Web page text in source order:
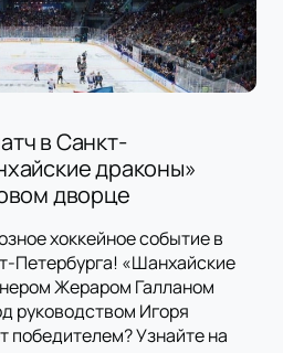
в Санкт-
драконы»
дворце
хоккейное событие в
Петербурга! «Шанхайские
Жераром Галланом
руководством Игоря
победителем? Узнайте на